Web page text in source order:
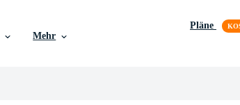
Mehr
Pläne